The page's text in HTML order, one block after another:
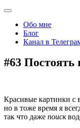
Обо мне
Блог
Канал в
#63 Постоять
Красивые картинки с
но в тоже время я
так что даже поиск